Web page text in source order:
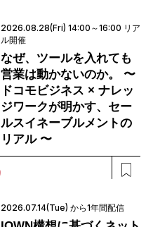
2026.08.28(Fri) 14:00～16:00 リア
ル開催
なぜ、ツールを入れても
営業は動かないのか。 〜
ドコモビジネス × ナレッ
ジワークが明かす、セー
ルスイネーブルメントの
リアル 〜
2026.07.14(Tue) から1年間配信